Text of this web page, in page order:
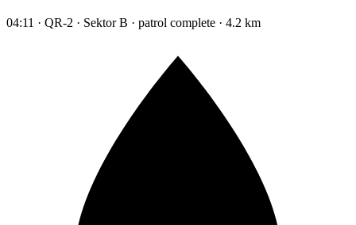
04:11 · QR-2 · Sektor B · patrol complete · 4.2 km